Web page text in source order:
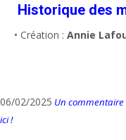
Historique des
• Création : Annie
06/02/2025 Un
ici !